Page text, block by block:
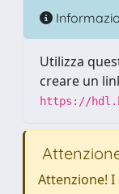
Utilizza
creare un
https://
Attenzione!